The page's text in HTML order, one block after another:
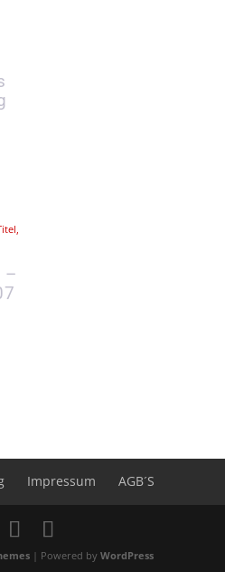
–
Impressum AGB´S
| Powered byWordPress